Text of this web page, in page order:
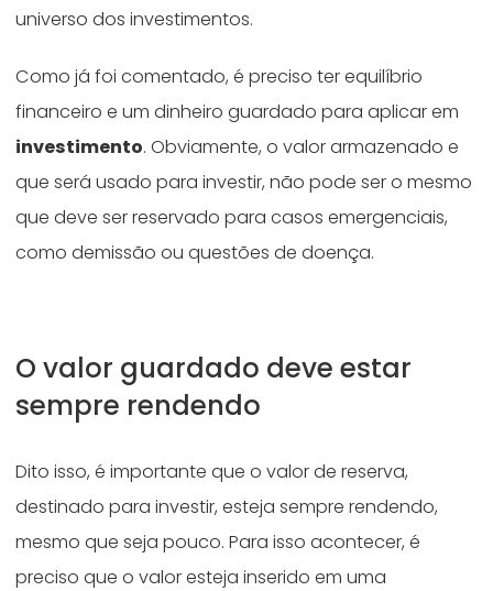
universo dos investimentos.
Como já foi comentado, é preciso ter equilíbrio
financeiro e um dinheiro guardado para aplicar em
investimento. Obviamente, o valor armazenado e
que será usado para investir, não pode ser o mesmo
que deve ser reservado para casos emergenciais,
como demissão ou questões de doença.
O valor guardado deve estar
sempre rendendo
Dito isso, é importante que o valor de reserva,
destinado para investir, esteja sempre rendendo,
mesmo que seja pouco. Para isso acontecer, é
preciso que o valor esteja inserido em uma